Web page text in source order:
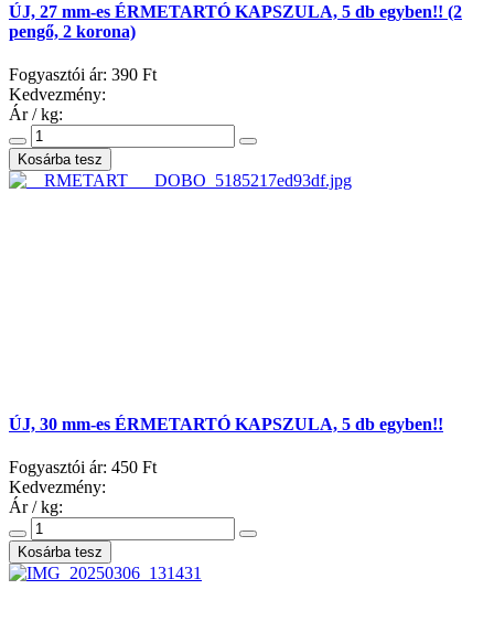
ÚJ, 27 mm-es ÉRMETARTÓ KAPSZULA, 5 db egyben!! (2
pengő, 2 korona)
Fogyasztói ár: 390 Ft
Kedvezmény:
Ár / kg:
ÚJ, 30 mm-es ÉRMETARTÓ KAPSZULA, 5 db egyben!!
Fogyasztói ár: 450 Ft
Kedvezmény:
Ár / kg: